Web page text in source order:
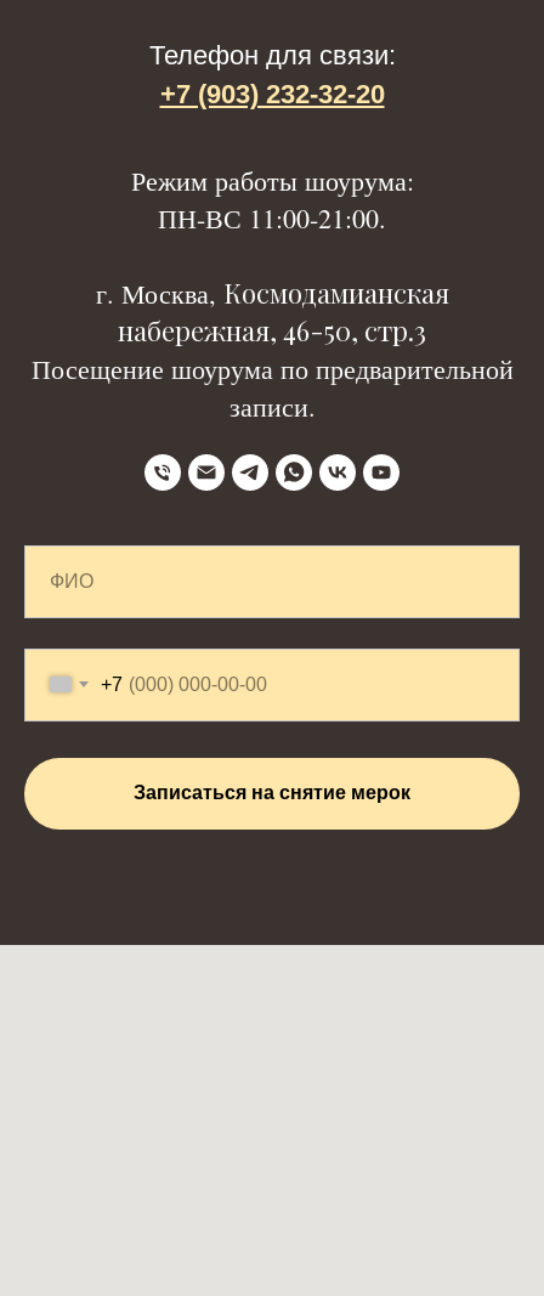
Телефон для связи:
+7 (903) 232-32-20
Режим работы шоурума:
ПН-ВС 11:00-21:00.
г. Москва, Космодамианская
набережная, 46-50, стр.3
Посещение шоурума по предварительной
записи.
+7
Записаться на снятие мерок